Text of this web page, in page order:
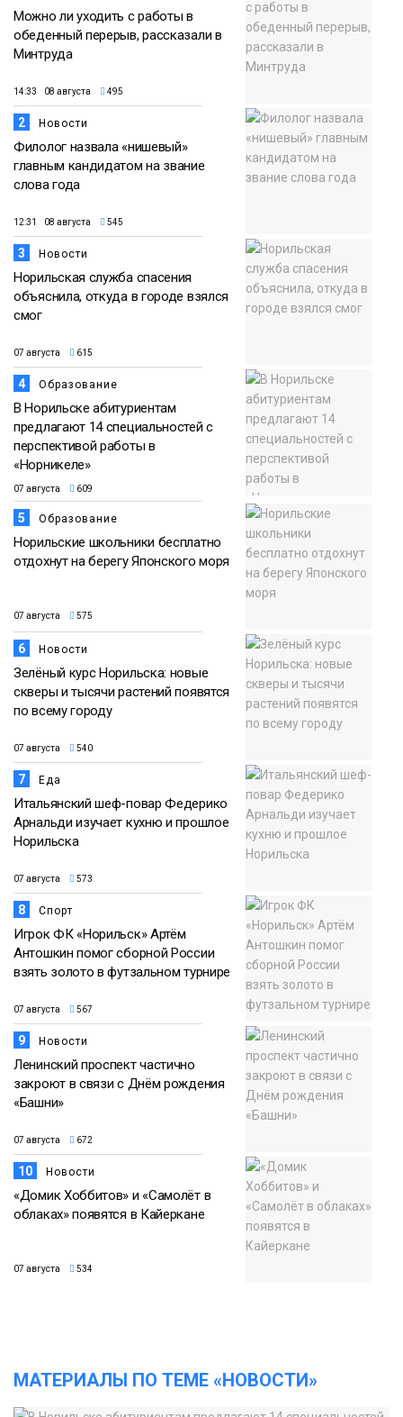
Можно ли уходить с работы в
обеденный перерыв, рассказали в
Минтруда
14:33 08 августа 495
2 Новости
Филолог назвала «нишевый»
главным кандидатом на звание
слова года
12:31 08 августа 545
3 Новости
Норильская служба спасения
объяснила, откуда в городе взялся
смог
07 августа 615
4 Образование
В Норильске абитуриентам
предлагают 14 специальностей с
перспективой работы в
«Норникеле»
07 августа 609
5 Образование
Норильские школьники бесплатно
отдохнут на берегу Японского моря
07 августа 575
6 Новости
Зелёный курс Норильска: новые
скверы и тысячи растений появятся
по всему городу
07 августа 540
7 Еда
Итальянский шеф-повар Федерико
Арнальди изучает кухню и прошлое
Норильска
07 августа 573
8 Спорт
Игрок ФК «Норильск» Артём
Антошкин помог сборной России
взять золото в футзальном турнире
07 августа 567
9 Новости
Ленинский проспект частично
закроют в связи с Днём рождения
«Башни»
07 августа 672
10 Новости
«Домик Хоббитов» и «Самолёт в
облаках» появятся в Кайеркане
07 августа 534
МАТЕРИАЛЫ ПО ТЕМЕ «НОВОСТИ»